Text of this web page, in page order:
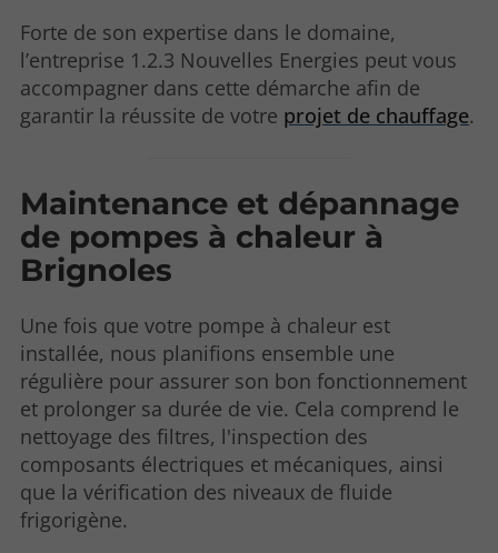
Forte de son expertise dans le domaine,
l’entreprise 1.2.3 Nouvelles Energies peut vous
accompagner dans cette démarche afin de
garantir la réussite de votre projet de chauffage.
Maintenance et dépannage
de pompes à chaleur à
Brignoles
Une fois que votre pompe à chaleur est
installée, nous planifions ensemble une
régulière pour assurer son bon fonctionnement
et prolonger sa durée de vie. Cela comprend le
nettoyage des filtres, l'inspection des
composants électriques et mécaniques, ainsi
que la vérification des niveaux de fluide
frigorigène.